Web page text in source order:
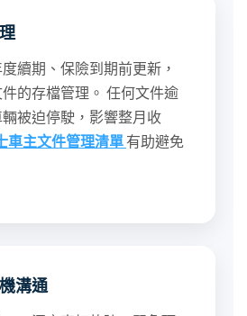
續期、保險到期前更新，
的存檔管理。 任何文件逾
被迫停駛，影響整月收
車主文件管理清單 有助避免
溝通